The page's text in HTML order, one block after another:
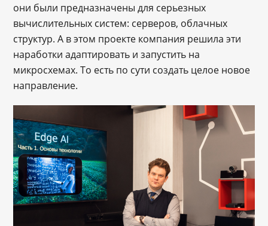
они были предназначены для серьезных
вычислительных систем: серверов, облачных
структур. А в этом проекте компания решила эти
наработки адаптировать и запустить на
микросхемах. То есть по сути создать целое новое
направление.